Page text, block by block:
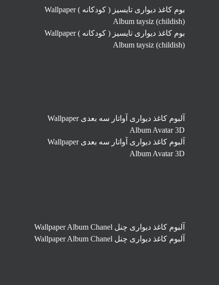
بوم کاغذ دیواری تایسیز ( کودکانه ) Wallpaper
Album taysiz (childish)
بوم کاغذ دیواری تایسیز ( کودکانه ) Wallpaper
Album taysiz (childish)
آلبوم کاغذ دیواری آواتار سه بعدی Wallpaper
Album Avatar 3D
آلبوم کاغذ دیواری آواتار سه بعدی Wallpaper
Album Avatar 3D
آلبوم کاغذ دیواری چنل Wallpaper Album Chanel
آلبوم کاغذ دیواری چنل Wallpaper Album Chanel